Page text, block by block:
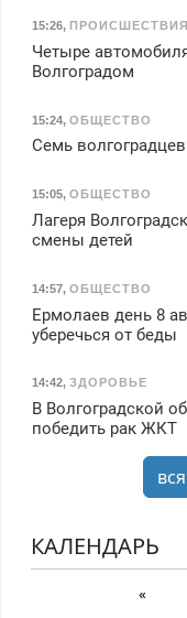
15:26, ПРОИСШЕСТВИЯ
Четыре
Волгоградом
15:24, ОБЩЕСТВО
Семь
15:05, ОБЩЕСТВО
Лагеря
смены детей
14:57, ОБЩЕСТВО
Ермолаев день 8
уберечься от беды
14:42, ЗДОРОВЬЕ
В Волгоградской
победить рак ЖКТ
КАЛЕНДАРЬ
«